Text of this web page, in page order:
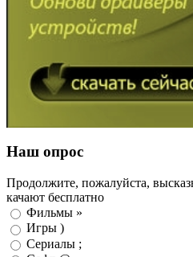
Наш опрос
Продолжите, пожалуйста,
качают бесплатно
Фильмы »
Игры )
Сериалы ;